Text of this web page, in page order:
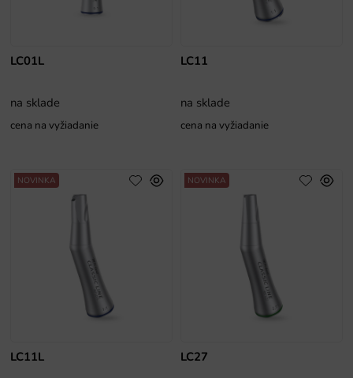
LC01L
na sklade
cena na vyžiadanie
LC11
na sklade
cena na vyžiadanie
LC11L
NOVINKA
LC27
NOVINKA